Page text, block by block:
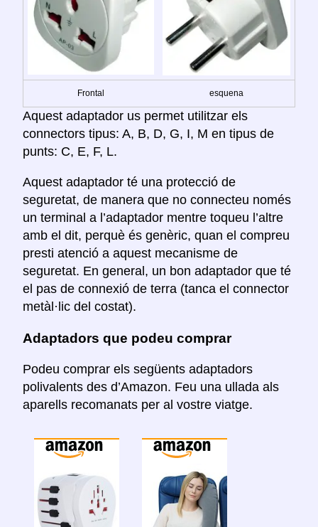
Frontal esquena
Aquest adaptador us permet utilitzar els
connectors tipus: A, B, D, G, I, M en tipus de
punts: C, E, F, L.
Aquest adaptador té una protecció de
seguretat, de manera que no connecteu només
un terminal a l’adaptador mentre toqueu l’altre
amb el dit, perquè és genèric, quan el compreu
presti atenció a aquest mecanisme de
seguretat. En general, un bon adaptador que té
el pas de connexió de terra (tanca el connector
metàl·lic del costat).
Adaptadors que podeu comprar
Podeu comprar els següents adaptadors
polivalents des d’Amazon. Feu una ullada als
aparells recomanats per al vostre viatge.